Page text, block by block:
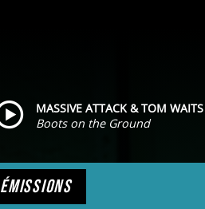
MASSIVE ATTACK & TOM WAITS
Boots on the Ground
émissions